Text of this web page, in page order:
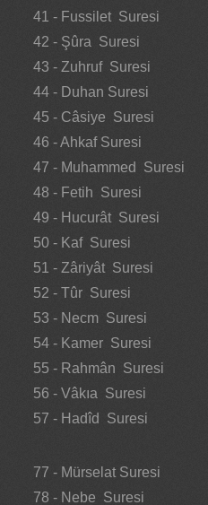
41 - Fussilet Suresi
42 - Şûra Suresi
43 - Zuhruf Suresi
44 - Duhan Suresi
45 - Câsiye Suresi
46 - Ahkaf Suresi
47 - Muhammed Suresi
48 - Fetih Suresi
49 - Hucurât Suresi
50 - Kaf Suresi
51 - Zâriyât Suresi
52 - Tûr Suresi
53 - Necm Suresi
54 - Kamer Suresi
55 - Rahmân Suresi
56 - Vâkıa Suresi
57 - Hadîd Suresi
77 - Mürselat Suresi
78 - Nebe Suresi